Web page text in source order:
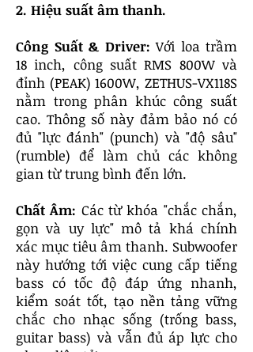
2. Hiệu suất âm thanh.
Công Suất & Driver: Với loa trầm
18 inch, công suất RMS 800W và
đỉnh (PEAK) 1600W, ZETHUS-VX118S
nằm trong phân khúc công suất
cao. Thông số này đảm bảo nó có
đủ "lực đánh" (punch) và "độ sâu"
(rumble) để làm chủ các không
gian từ trung bình đến lớn.
Chất Âm: Các từ khóa "chắc chắn,
gọn và uy lực" mô tả khá chính
xác mục tiêu âm thanh. Subwoofer
này hướng tới việc cung cấp tiếng
bass có tốc độ đáp ứng nhanh,
kiểm soát tốt, tạo nền tảng vững
chắc cho nhạc sống (trống bass,
guitar bass) và vẫn đủ áp lực cho